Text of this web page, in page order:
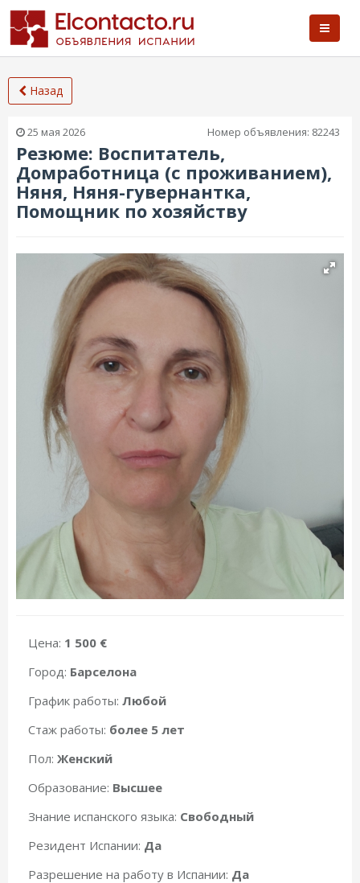
Назад
25 мая 2026 Номер объявления: 82243
Резюме: Воспитатель,
Домработница (с проживанием),
Няня, Няня-гувернантка,
Помощник по хозяйству
Цена: 1 500 €
Город: Барселона
График работы: Любой
Стаж работы: более 5 лет
Пол: Женский
Образование: Высшее
Знание испанского языка: Свободный
Резидент Испании: Да
Разрешение на работу в Испании: Да